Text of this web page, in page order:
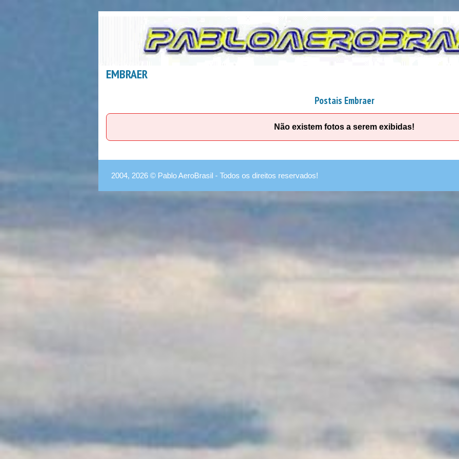
EMBRAER
Postais Embraer
Não existem fotos a serem exibidas!
2004, 2026 © Pablo AeroBrasil - Todos os direitos reservados!